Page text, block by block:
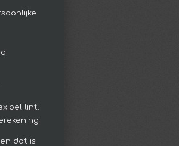
lint.
en dat is